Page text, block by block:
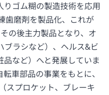
ゴム糊の製造技術を応用
歯磨剤を製品化、これが
の後主力製品となり、オ
ブラシなど）、ヘルス&ビ
など）へと発展していま
車部品の事業をもとに、
スプロケット、ブレーキ